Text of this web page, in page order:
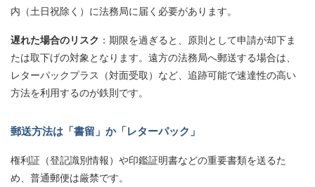
内（土日祝除く）に法務局に届く必要があります。
遅れた場合のリスク ：期限を過ぎると、原則として申請が却下ま
たは取下げの対象となります。遠方の法務局へ郵送する場合は、
レターパックプラス（対面受取）など、追跡可能で速達性の高い
方法を利用するのが鉄則です。
郵送方法は「書留」か「レターパック」
権利証（登記識別情報）や印鑑証明書などの重要書類を送るた
め、普通郵便は厳禁です。